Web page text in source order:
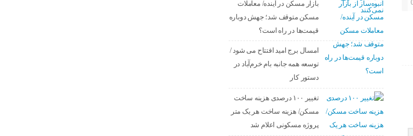
بازار مسکن در آینده/ معاملات
مسکن متوقف شد؛ جهش دوباره
قیمت‌ها در راه است؟
امسال برج امید افتتاح می شود /
توسعه همه جانبه بام خرم‌آباد در
دستور کار
تغییر ۱۰۰ درصدی هزینه ساخت
مسکن/ هزینه ساخت هر یک متر
پروژه مسکونی اعلام شد